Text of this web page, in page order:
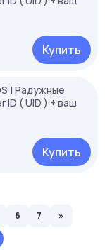
Купить
| Радужные
ID ( UID ) + ваш
Купить
6 7
»